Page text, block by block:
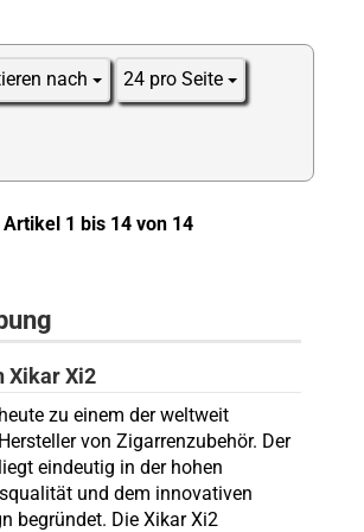
nach
nach 24 pro Seite
pro Seite
Artikel 1 bis 14 von 14
Xikar Xi2
zu einem der weltweit
von Zigarrenzubehör. Der
eindeutig in der hohen
und dem innovativen
begründet. Die Xikar Xi2